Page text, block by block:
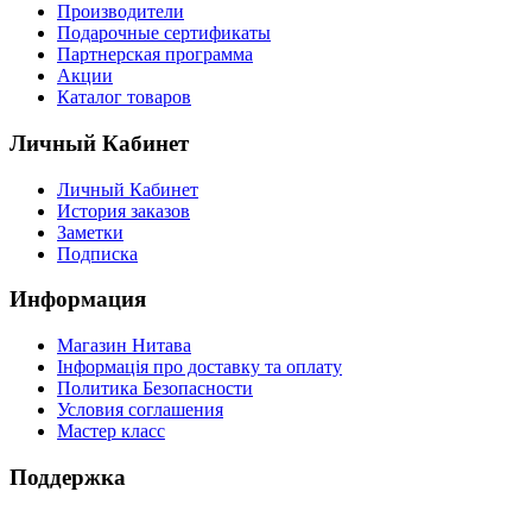
Производители
Подарочные сертификаты
Партнерская программа
Акции
Каталог товаров
Личный Кабинет
Личный Кабинет
История заказов
Заметки
Подписка
Информация
Магазин Нитава
Інформація про доставку та оплату
Политика Безопасности
Условия соглашения
Мастер класс
Поддержка